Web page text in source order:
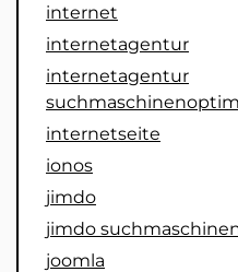
internet
internetagentur
internetagentur
internetseite
ionos
jimdo
jimdo
joomla